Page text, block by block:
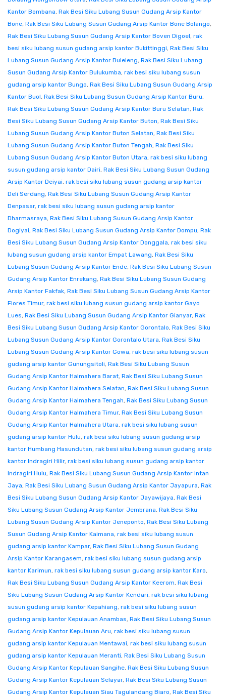
Kantor Bombana, Rak Besi Siku Lubang Susun Gudang Arsip Kantor
Bone, Rak Besi Siku Lubang Susun Gudang Arsip Kantor Bone Bolango,
Rak Besi Siku Lubang Susun Gudang Arsip Kantor Boven Digoel, rak
besi siku lubang susun gudang arsip kantor Bukittinggi, Rak Besi Siku
Lubang Susun Gudang Arsip Kantor Buleleng, Rak Besi Siku Lubang
Susun Gudang Arsip Kantor Bulukumba, rak besi siku lubang susun
gudang arsip kantor Bungo, Rak Besi Siku Lubang Susun Gudang Arsip
Kantor Buol, Rak Besi Siku Lubang Susun Gudang Arsip Kantor Buru,
Rak Besi Siku Lubang Susun Gudang Arsip Kantor Buru Selatan, Rak
Besi Siku Lubang Susun Gudang Arsip Kantor Buton, Rak Besi Siku
Lubang Susun Gudang Arsip Kantor Buton Selatan, Rak Besi Siku
Lubang Susun Gudang Arsip Kantor Buton Tengah, Rak Besi Siku
Lubang Susun Gudang Arsip Kantor Buton Utara, rak besi siku lubang
susun gudang arsip kantor Dairi, Rak Besi Siku Lubang Susun Gudang
Arsip Kantor Deiyai, rak besi siku lubang susun gudang arsip kantor
Deli Serdang, Rak Besi Siku Lubang Susun Gudang Arsip Kantor
Denpasar, rak besi siku lubang susun gudang arsip kantor
Dharmasraya, Rak Besi Siku Lubang Susun Gudang Arsip Kantor
Dogiyai, Rak Besi Siku Lubang Susun Gudang Arsip Kantor Dompu, Rak
Besi Siku Lubang Susun Gudang Arsip Kantor Donggala, rak besi siku
lubang susun gudang arsip kantor Empat Lawang, Rak Besi Siku
Lubang Susun Gudang Arsip Kantor Ende, Rak Besi Siku Lubang Susun
Gudang Arsip Kantor Enrekang, Rak Besi Siku Lubang Susun Gudang
Arsip Kantor Fakfak, Rak Besi Siku Lubang Susun Gudang Arsip Kantor
Flores Timur, rak besi siku lubang susun gudang arsip kantor Gayo
Lues, Rak Besi Siku Lubang Susun Gudang Arsip Kantor Gianyar, Rak
Besi Siku Lubang Susun Gudang Arsip Kantor Gorontalo, Rak Besi Siku
Lubang Susun Gudang Arsip Kantor Gorontalo Utara, Rak Besi Siku
Lubang Susun Gudang Arsip Kantor Gowa, rak besi siku lubang susun
gudang arsip kantor Gunungsitoli, Rak Besi Siku Lubang Susun
Gudang Arsip Kantor Halmahera Barat, Rak Besi Siku Lubang Susun
Gudang Arsip Kantor Halmahera Selatan, Rak Besi Siku Lubang Susun
Gudang Arsip Kantor Halmahera Tengah, Rak Besi Siku Lubang Susun
Gudang Arsip Kantor Halmahera Timur, Rak Besi Siku Lubang Susun
Gudang Arsip Kantor Halmahera Utara, rak besi siku lubang susun
gudang arsip kantor Hulu, rak besi siku lubang susun gudang arsip
kantor Humbang Hasundutan, rak besi siku lubang susun gudang arsip
kantor Indragiri Hilir, rak besi siku lubang susun gudang arsip kantor
Indragiri Hulu, Rak Besi Siku Lubang Susun Gudang Arsip Kantor Intan
Jaya, Rak Besi Siku Lubang Susun Gudang Arsip Kantor Jayapura, Rak
Besi Siku Lubang Susun Gudang Arsip Kantor Jayawijaya, Rak Besi
Siku Lubang Susun Gudang Arsip Kantor Jembrana, Rak Besi Siku
Lubang Susun Gudang Arsip Kantor Jeneponto, Rak Besi Siku Lubang
Susun Gudang Arsip Kantor Kaimana, rak besi siku lubang susun
gudang arsip kantor Kampar, Rak Besi Siku Lubang Susun Gudang
Arsip Kantor Karangasem, rak besi siku lubang susun gudang arsip
kantor Karimun, rak besi siku lubang susun gudang arsip kantor Karo,
Rak Besi Siku Lubang Susun Gudang Arsip Kantor Keerom, Rak Besi
Siku Lubang Susun Gudang Arsip Kantor Kendari, rak besi siku lubang
susun gudang arsip kantor Kepahiang, rak besi siku lubang susun
gudang arsip kantor Kepulauan Anambas, Rak Besi Siku Lubang Susun
Gudang Arsip Kantor Kepulauan Aru, rak besi siku lubang susun
gudang arsip kantor Kepulauan Mentawai, rak besi siku lubang susun
gudang arsip kantor Kepulauan Meranti, Rak Besi Siku Lubang Susun
Gudang Arsip Kantor Kepulauan Sangihe, Rak Besi Siku Lubang Susun
Gudang Arsip Kantor Kepulauan Selayar, Rak Besi Siku Lubang Susun
Gudang Arsip Kantor Kepulauan Siau Tagulandang Biaro, Rak Besi Siku